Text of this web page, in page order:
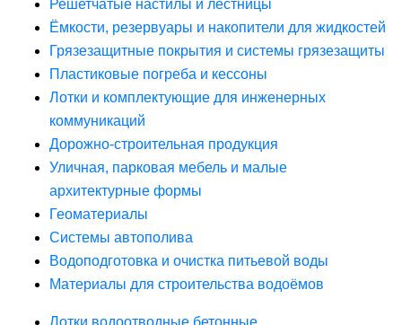
Решетчатые настилы и лестницы
Ёмкости, резервуары и накопители для жидкостей
Грязезащитные покрытия и системы грязезащиты
Пластиковые погреба и кессоны
Лотки и комплектующие для инженерных
коммуникаций
Дорожно-строительная продукция
Уличная, парковая мебель и малые
архитектурные формы
Геоматериалы
Системы автополива
Водоподготовка и очистка питьевой воды
Материалы для строительства водоёмов
Лотки водоотводные бетонные